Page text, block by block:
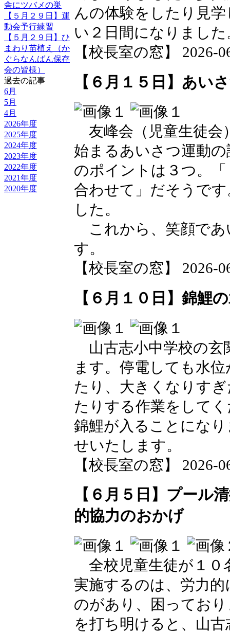
舎にツバメの巣
【５月２９日】運
動会予行練習
【５月２９日】ひ
まわり苗植え（か
ぐらなんばん保存
会の皆様）
過去の記事
6月
5月
4月
2026年度
2025年度
2024年度
2023年度
2022年度
2021年度
2020年度
んの体験をしたり見
い２日間になりました
【校長室の窓】 2026-
【６月１５日】あい
友峰会（児童生徒会
始まるあいさつ運動
のポイントは３つ。
合わせて」だそうで
した。
これから、笑顔であ
す。
【校長室の窓】 2026-
【６月１０日】錦鯉
山古志小中学校の玄
ます。停電しても水
たり、大きくなりす
たりする作業をして
錦鯉が入ることにな
せいたします。
【校長室の窓】 2026-
【６月５日】プール
的協力のおかげ
全校児童生徒が１０
実施するのは、労力
のがあり、困ってお
を打ち明けると、山